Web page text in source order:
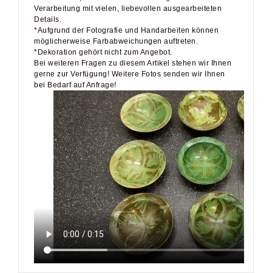
Verarbeitung mit vielen, liebevollen ausgearbeiteten
Details.
*Aufgrund der Fotografie und Handarbeiten können
möglicherweise Farbabweichungen auftreten.
*Dekoration gehört nicht zum Angebot.
Bei weiteren Fragen zu diesem Artikel stehen wir Ihnen
gerne zur Verfügung! Weitere Fotos senden wir Ihnen
bei Bedarf auf Anfrage!